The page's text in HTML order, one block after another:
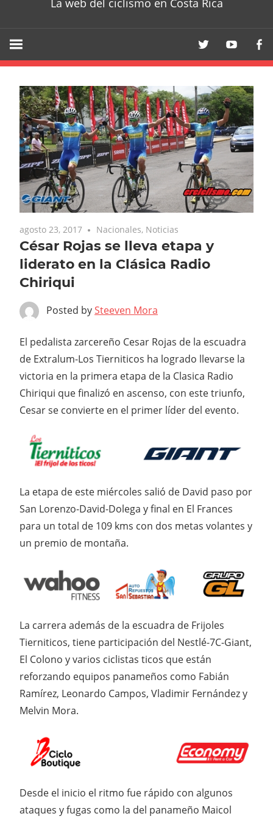
La web del ciclismo en Costa Rica
agosto 23, 2017 Nacionales, Noticias
César Rojas se lleva etapa y
liderato en la Clásica Radio
Chiriqui
Posted bySteeven Mora
El pedalista zarcereño Cesar Rojas de la escuadra
de Extralum-Los Tierniticos ha logrado llevarse la
victoria en la primera etapa de la Clasica Radio
Chiriqui que finalizó en ascenso, con este triunfo,
Cesar se convierte en el primer líder del evento.
La etapa de este miércoles salió de David paso por
San Lorenzo-David-Dolega y final en El Frances
para un total de 109 kms con dos metas volantes y
un premio de montaña.
La carrera además de la escuadra de Frijoles
Tierniticos, tiene participación del Nestlé-7C-Giant,
El Colono y varios ciclistas ticos que están
reforzando equipos panameños como Fabián
Ramírez, Leonardo Campos, Vladimir Fernández y
Melvin Mora.
Desde el inicio el ritmo fue rápido con algunos
ataques y fugas como la del panameño Maicol